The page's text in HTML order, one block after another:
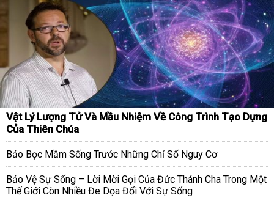
Vật Lý Lượng Tử Và Mầu Nhiệm Về Công Trình Tạo Dựng
Của Thiên Chúa
Bảo Bọc Mầm Sống Trước Những Chỉ Số Nguy Cơ
Bảo Vệ Sự Sống – Lời Mời Gọi Của Đức Thánh Cha Trong Một
Thế Giới Còn Nhiều Đe Dọa Đối Với Sự Sống